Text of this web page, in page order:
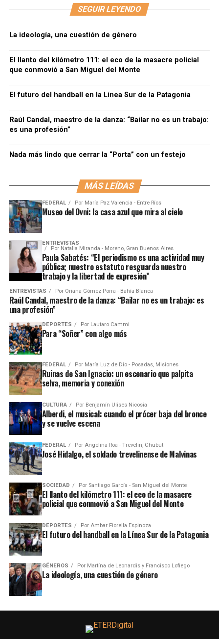
SEGUIR LEYENDO
La ideología, una cuestión de género
El llanto del kilómetro 111: el eco de la masacre policial
que conmovió a San Miguel del Monte
El futuro del handball en la Línea Sur de la Patagonia
Raúl Candal, maestro de la danza: “Bailar no es un trabajo:
es una profesión”
Nada más lindo que cerrar la “Porta” con un festejo
MÁS LEÍDAS
FEDERAL Por María Paz Valencia - Entre Ríos
Museo del Ovni: la casa azul que mira al cielo
ENTREVISTAS
Por Natalia Miranda - Moreno, Gran Buenos Aires
Paula Sabatés: “El periodismo es una actividad muy
pública; nuestro estatuto resguarda nuestro
trabajo y la libertad de expresión”
ENTREVISTAS Por Oriana Gómez Porra - Bahía Blanca
Raúl Candal, maestro de la danza: “Bailar no es un trabajo: es
una profesión”
DEPORTES Por Lautaro Cammi
Para “Soñer” con algo más
FEDERAL Por María Luz de Dio - Posadas, Misiones
Ruinas de San Ignacio: un escenario que palpita
selva, memoria y conexión
CULTURA Por Benjamín Ulises Nicosia
Alberdi, el musical: cuando el prócer baja del bronce
y se vuelve escena
FEDERAL Por Angelina Roa - Trevelin, Chubut
José Hidalgo, el soldado trevelinense de Malvinas
SOCIEDAD Por Santiago García - San Miguel del Monte
El llanto del kilómetro 111: el eco de la masacre
policial que conmovió a San Miguel del Monte
DEPORTES Por Ambar Fiorella Espinoza
El futuro del handball en la Línea Sur de la Patagonia
GÉNEROS Por Martína de Leonardis y Francisco Lofiego
La ideología, una cuestión de género